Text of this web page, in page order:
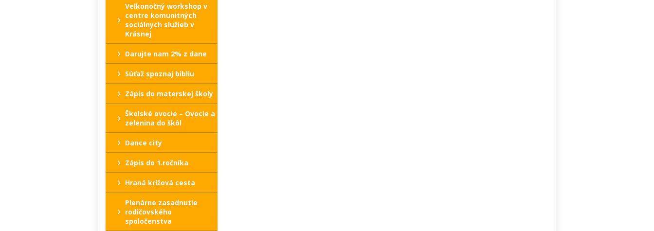
Veľkonočný workshop v
centre komunitných
sociálnych služieb v
Krásnej
Darujte nam 2% z dane
Súťaž spoznaj bibliu
Zápis do materskej školy
Školské ovocie – Ovocie a
zelenina do škôl
Dance city
Zápis do 1.ročníka
Hraná krížová cesta
Plenárne zasadnutie
rodičovského
spoločenstva